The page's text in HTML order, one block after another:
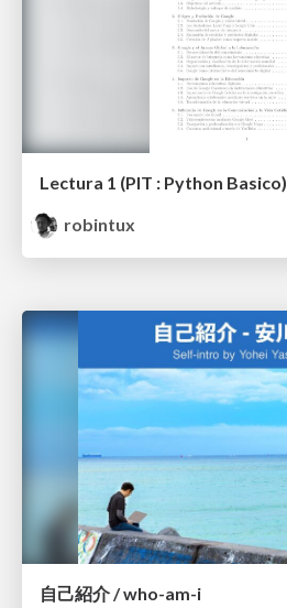
Lectura 1 (PIT : Python Basico)
robintux
自己紹介 / who-am-i